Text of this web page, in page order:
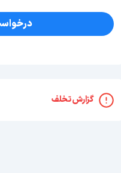
گزارش تخلف